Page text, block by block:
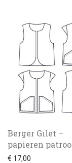
Berger Gilet –
papieren
€ 17,00